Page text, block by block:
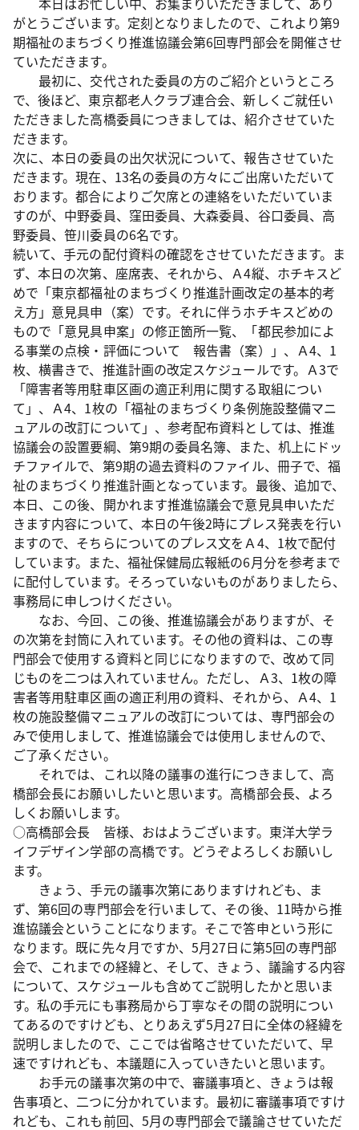
がとうございます。定刻となりましたので、これより第9
期福祉のまちづくり推進協議会第6回専門部会を開催させ
ていただきます。
最初に、交代された委員の方のご紹介というところ
で、後ほど、東京都老人クラブ連合会、新しくご就任い
ただきました高橋委員につきましては、紹介させていた
だきます。
次に、本日の委員の出欠状況について、報告させていた
だきます。現在、13名の委員の方々にご出席いただいて
おります。都合によりご欠席との連絡をいただいていま
すのが、中野委員、窪田委員、大森委員、谷口委員、高
野委員、笹川委員の6名です。
続いて、手元の配付資料の確認をさせていただきます。ま
ず、本日の次第、座席表、それから、Ａ4縦、ホチキスど
めで「東京都福祉のまちづくり推進計画改定の基本的考
え方」意見具申（案）です。それに伴うホチキスどめの
もので「意見具申案」の修正箇所一覧、「都民参加によ
る事業の点検・評価について 報告書（案）」、Ａ4、1
枚、横書きで、推進計画の改定スケジュールです。Ａ3で
「障害者等用駐車区画の適正利用に関する取組につい
て」、Ａ4、1枚の「福祉のまちづくり条例施設整備マニ
ュアルの改訂について」、参考配布資料としては、推進
協議会の設置要綱、第9期の委員名簿、また、机上にドッ
チファイルで、第9期の過去資料のファイル、冊子で、福
祉のまちづくり推進計画となっています。最後、追加で、
本日、この後、開かれます推進協議会で意見具申いただ
きます内容について、本日の午後2時にプレス発表を行い
ますので、そちらについてのプレス文をＡ4、1枚で配付
しています。また、福祉保健局広報紙の6月分を参考まで
に配付しています。そろっていないものがありましたら、
事務局に申しつけください。
なお、今回、この後、推進協議会がありますが、そ
の次第を封筒に入れています。その他の資料は、この専
門部会で使用する資料と同じになりますので、改めて同
じものを二つは入れていません。ただし、Ａ3、1枚の障
害者等用駐車区画の適正利用の資料、それから、Ａ4、1
枚の施設整備マニュアルの改訂については、専門部会の
みで使用しまして、推進協議会では使用しませんので、
ご了承ください。
それでは、これ以降の議事の進行につきまして、高
橋部会長にお願いしたいと思います。高橋部会長、よろ
しくお願いします。
○高橋部会長 皆様、おはようございます。東洋大学ラ
イフデザイン学部の高橋です。どうぞよろしくお願いし
ます。
きょう、手元の議事次第にありますけれども、ま
ず、第6回の専門部会を行いまして、その後、11時から推
進協議会ということになります。そこで答申という形に
なります。既に先々月ですか、5月27日に第5回の専門部
会で、これまでの経緯と、そして、きょう、議論する内容
について、スケジュールも含めてご説明したかと思いま
す。私の手元にも事務局から丁寧なその間の説明につい
てあるのですけども、とりあえず5月27日に全体の経緯を
説明しましたので、ここでは省略させていただいて、早
速ですけれども、本議題に入っていきたいと思います。
お手元の議事次第の中で、審議事項と、きょうは報
告事項と、二つに分かれています。最初に審議事項ですけ
れども、これも前回、5月の専門部会で議論させていただ